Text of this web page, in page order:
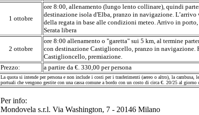
1 ottobre
ore 8:00, allenamento (lungo lento collinare), quindi
destinazione isola d'Elba, pranzo in navigazione.
della regata in base alle condizioni meteo. Arrivo in
Serata libera
2 ottobre
ore 8:00 allenamento o "garetta" sui 5 km, al termine
con destinazione Castiglioncello, pranzo in navigazione.
Castiglioncello, premiazione.
Prezzo:
a partire da €. 330,00 per persona
La quota si intende per persona e non include i costi per i trasferimenti (aereo o altro), la cambusa,
portuali che vengono gestite con una cassa comune a bordo con un costo di circa €. 20/25 al giorno
Per info:
Mondovela s.r.l. Via Washington, 7 - 20146 Milano